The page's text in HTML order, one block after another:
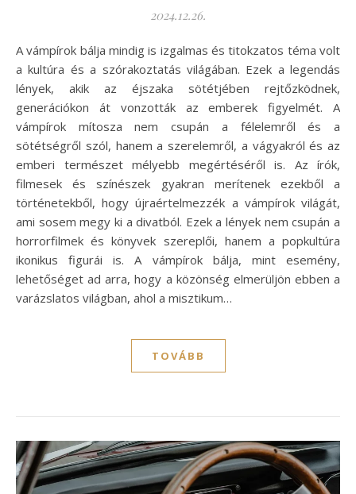
2024.12.26.
A vámpírok bálja mindig is izgalmas és titokzatos téma volt
a kultúra és a szórakoztatás világában. Ezek a legendás
lények, akik az éjszaka sötétjében rejtőzködnek,
generációkon át vonzották az emberek figyelmét. A
vámpírok mítosza nem csupán a félelemről és a
sötétségről szól, hanem a szerelemről, a vágyakról és az
emberi természet mélyebb megértéséről is. Az írók,
filmesek és színészek gyakran merítenek ezekből a
történetekből, hogy újraértelmezzék a vámpírok világát,
ami sosem megy ki a divatból. Ezek a lények nem csupán a
horrorfilmek és könyvek szereplői, hanem a popkultúra
ikonikus figurái is. A vámpírok bálja, mint esemény,
lehetőséget ad arra, hogy a közönség elmerüljön ebben a
varázslatos világban, ahol a misztikum…
TOVÁBB